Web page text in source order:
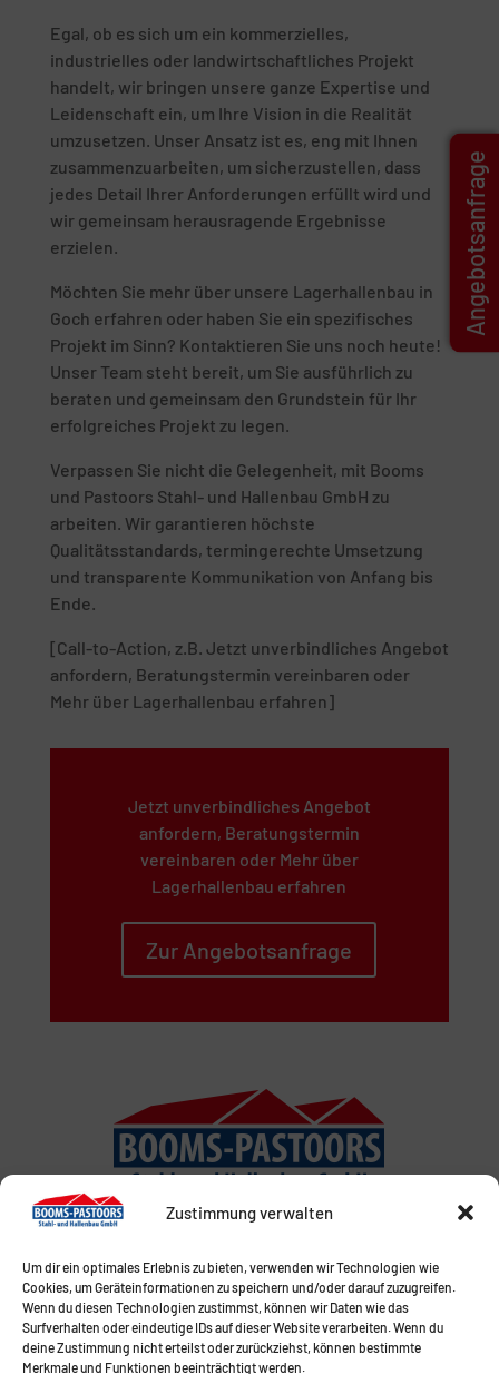
Zustimmung verwalten
Um dir ein optimales Erlebnis zu bieten, verwenden wir Technologien wie
Cookies, um Geräteinformationen zu speichern und/oder darauf zuzugreifen.
Wenn du diesen Technologien zustimmst, können wir Daten wie das
Surfverhalten oder eindeutige IDs auf dieser Website verarbeiten. Wenn du
deine Zustimmung nicht erteilst oder zurückziehst, können bestimmte
Merkmale und Funktionen beeinträchtigt werden.
Egal, ob es sich um ein kommerzielles,
industrielles oder landwirtschaftliches Projekt
handelt, wir bringen unsere ganze Expertise und
Leidenschaft ein, um Ihre Vision in die Realität
umzusetzen. Unser Ansatz ist es, eng mit Ihnen
zusammenzuarbeiten, um sicherzustellen, dass
jedes Detail Ihrer Anforderungen erfüllt wird und
wir gemeinsam herausragende Ergebnisse
erzielen.
Möchten Sie mehr über unsere Lagerhallenbau in
Goch erfahren oder haben Sie ein spezifisches
Projekt im Sinn? Kontaktieren Sie uns noch heute!
Unser Team steht bereit, um Sie ausführlich zu
beraten und gemeinsam den Grundstein für Ihr
erfolgreiches Projekt zu legen.
Verpassen Sie nicht die Gelegenheit, mit Booms
und Pastoors Stahl- und Hallenbau GmbH zu
arbeiten. Wir garantieren höchste
Qualitätsstandards, termingerechte Umsetzung
und transparente Kommunikation von Anfang bis
Ende.
[Call-to-Action, z.B. Jetzt unverbindliches Angebot
anfordern, Beratungstermin vereinbaren oder
Mehr über Lagerhallenbau erfahren]
Jetzt unverbindliches Angebot
anfordern, Beratungstermin
vereinbaren oder Mehr über
Lagerhallenbau erfahren
Zur Angebotsanfrage
Angebotsanfrage